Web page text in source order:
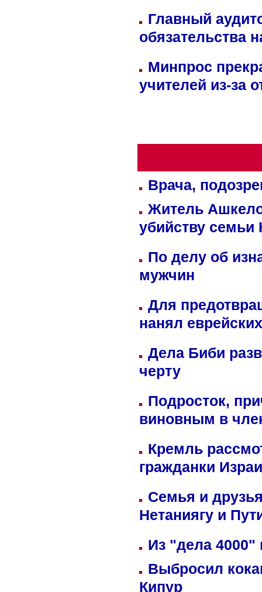
Главный
обязательства
Минпрос
учителей из-за
Врача,
Житель
убийству семьи
По делу об
мужчин
Для
нанял
Дела Биби
черту
Подросток,
виновным в
Кремль
гражданки
Семья и
Нетаниягу и
Из "дела 4000"
Выбросил